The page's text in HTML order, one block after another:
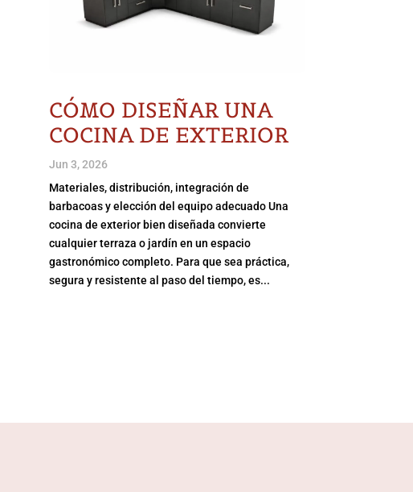
CÓMO DISEÑAR UNA
COCINA DE EXTERIOR
Jun 3, 2026
Materiales, distribución, integración de
barbacoas y elección del equipo adecuado Una
cocina de exterior bien diseñada convierte
cualquier terraza o jardín en un espacio
gastronómico completo. Para que sea práctica,
segura y resistente al paso del tiempo, es...